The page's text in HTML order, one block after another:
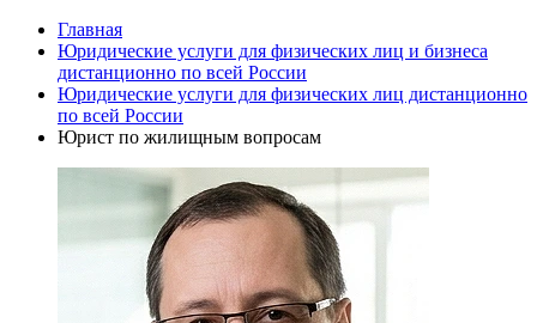
Главная
Юридические услуги для физических лиц и бизнеса
дистанционно по всей России
Юридические услуги для физических лиц дистанционно
по всей России
Юрист по жилищным вопросам